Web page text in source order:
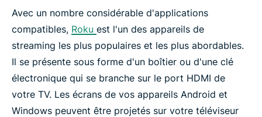
Avec un nombre considérable d'applications
compatibles, Roku est l'un des appareils de
streaming les plus populaires et les plus abordables.
Il se présente sous forme d'un boîtier ou d'une clé
électronique qui se branche sur le port HDMI de
votre TV. Les écrans de vos appareils Android et
Windows peuvent être projetés sur votre téléviseur